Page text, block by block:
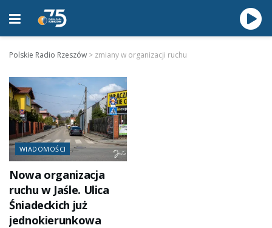
Polskie Radio Rzeszów > zmiany w organizacji ruchu
WIADOMOŚCI
Nowa organizacja
ruchu w Jaśle. Ulica
Śniadeckich już
jednokierunkowa